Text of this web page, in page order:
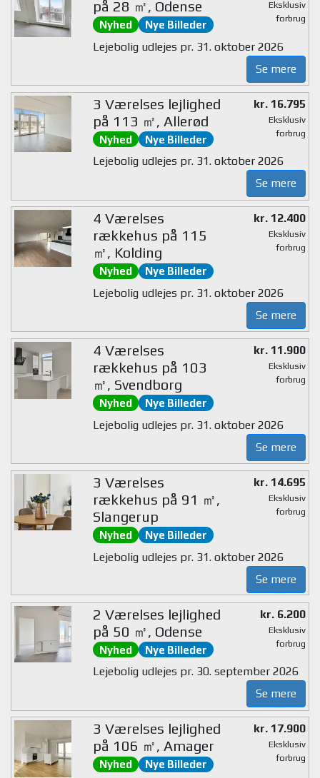
på 28 ㎡, Odense
Nyhed Nye Billeder
Eksklusiv
forbrug
Lejebolig udlejes pr. 31. oktober 2026
Se mere
3 Værelses lejlighed
på 113 ㎡, Allerød
Nyhed Nye Billeder
kr. 16.795
Eksklusiv
forbrug
Lejebolig udlejes pr. 31. oktober 2026
Se mere
4 Værelses
rækkehus på 115
㎡, Kolding
Nyhed Nye Billeder
kr. 12.400
Eksklusiv
forbrug
Lejebolig udlejes pr. 31. oktober 2026
Se mere
4 Værelses
rækkehus på 103
㎡, Svendborg
Nyhed Nye Billeder
kr. 11.900
Eksklusiv
forbrug
Lejebolig udlejes pr. 31. oktober 2026
Se mere
3 Værelses
rækkehus på 91 ㎡,
Slangerup
Nyhed Nye Billeder
kr. 14.695
Eksklusiv
forbrug
Lejebolig udlejes pr. 31. oktober 2026
Se mere
2 Værelses lejlighed
på 50 ㎡, Odense
Nyhed Nye Billeder
kr. 6.200
Eksklusiv
forbrug
Lejebolig udlejes pr. 30. september 2026
Se mere
3 Værelses lejlighed
på 106 ㎡, Amager
Nyhed Nye Billeder
kr. 17.900
Eksklusiv
forbrug